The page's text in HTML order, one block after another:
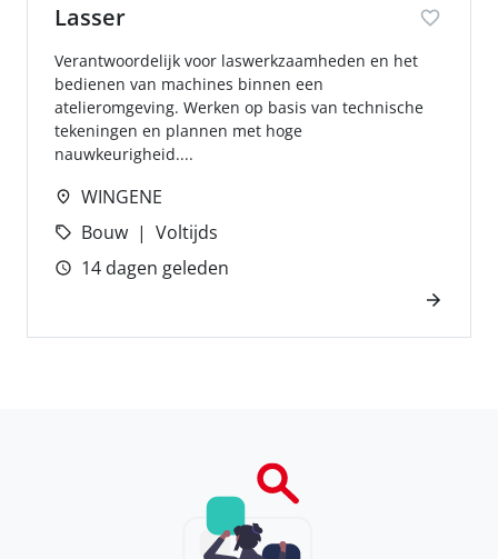
Lasser
Verantwoordelijk voor laswerkzaamheden en het
bedienen van machines binnen een
atelieromgeving. Werken op basis van technische
tekeningen en plannen met hoge
nauwkeurigheid....
WINGENE
Bouw
Voltijds
14 dagen geleden